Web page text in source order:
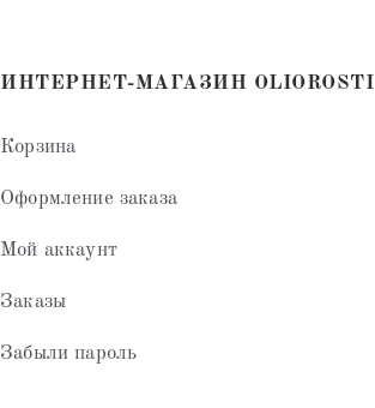
ИНТЕРНЕТ-МАГАЗИН OLIOROSTI
Корзина
Оформление заказа
Мой аккаунт
Заказы
Забыли пароль